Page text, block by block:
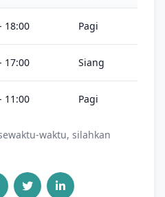
18:00 Pagi
17:00 Siang
11:00 Pagi
waktu, silahkan